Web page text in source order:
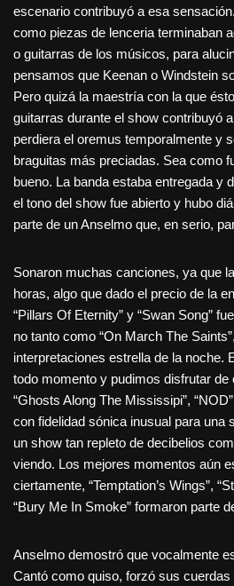
escenario contribuyó a esa
como piezas de lenceria terminaban
o guitarras de los músicos, para
pensamos que Keenan o Windstein
Pero quizá la maestría con la que
guitarras durante el show contribuyó
perdiera el oremus temporalmente y
braguitas más preciadas. Sea como
bueno. La banda estaba entregada y
el tono del show fue abierto y hubo
parte de un Anselmo que, en serio,
Sonaron muchas canciones, ya que
horas, algo que dado el precio de la
“Pillars Of Eternity” y “Swan Song”
no tanto como “On March The
interpretaciones estrella de la noche.
todo momento y pudimos disfrutar de
“Ghosts Along The Mississipi”,
con fidelidad sónica inusual para una
un show tan repleto de decibelios
viendo. Los mejores momentos aún
ciertamente, “Temptation’s Wings”,
“Bury Me In Smoke” formaron parte
Anselmo demostró que vocalmente
Cantó como quiso, forzó sus